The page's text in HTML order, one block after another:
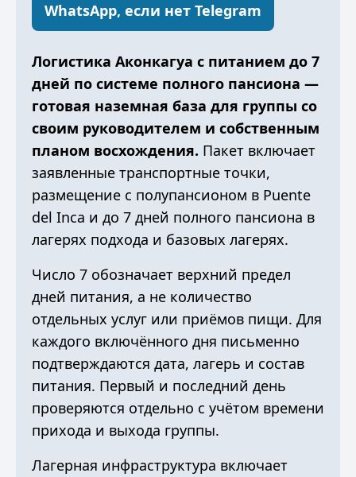
WhatsApp, если нет Telegram
Логистика Аконкагуа с питанием до 7
дней по системе полного пансиона —
готовая наземная база для группы со
своим руководителем и собственным
планом восхождения. Пакет включает
заявленные транспортные точки,
размещение с полупансионом в Puente
del Inca и до 7 дней полного пансиона в
лагерях подхода и базовых лагерях.
Число 7 обозначает верхний предел
дней питания, а не количество
отдельных услуг или приёмов пищи. Для
каждого включённого дня письменно
подтверждаются дата, лагерь и состав
питания. Первый и последний день
проверяются отдельно с учётом времени
прихода и выхода группы.
Лагерная инфраструктура включает